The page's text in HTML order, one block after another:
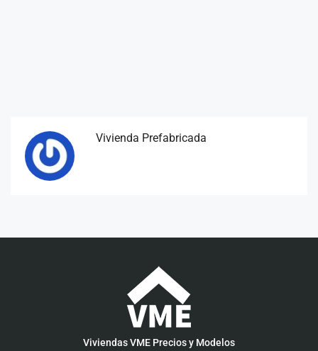
Vivienda Prefabricada
Viviendas VME Precios y Modelos